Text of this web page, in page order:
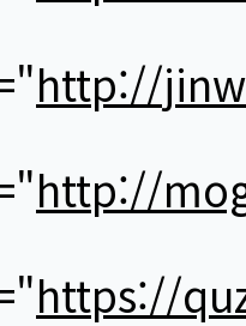
http://
http://
https://